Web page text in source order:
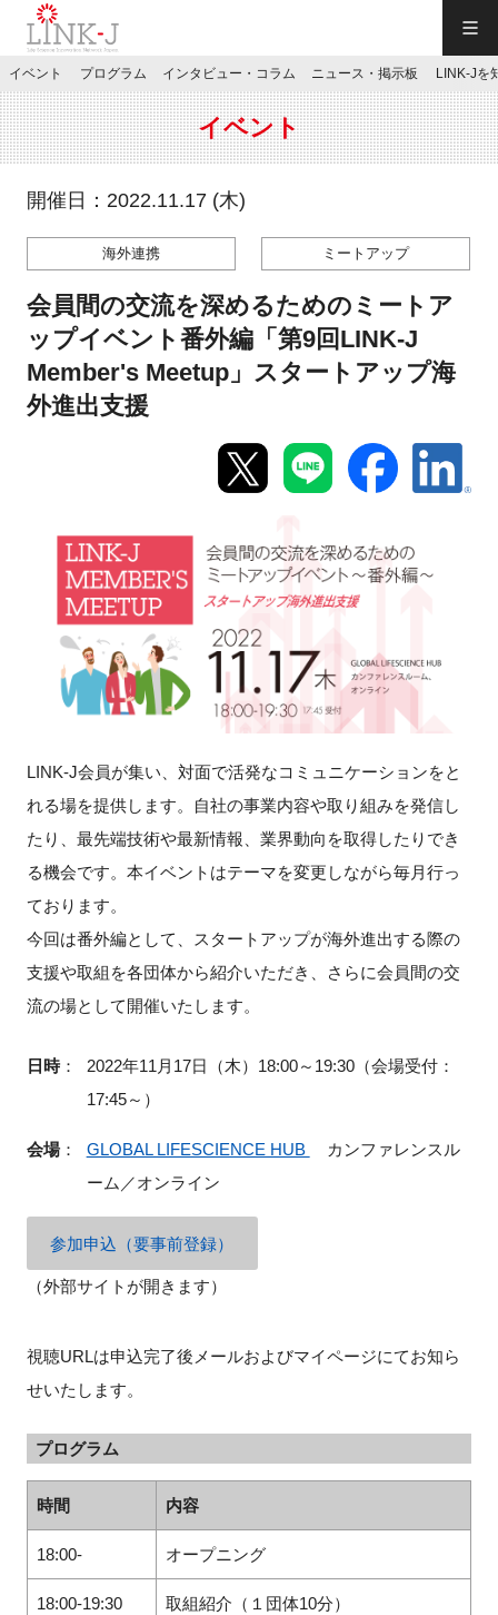
JP／EN
特別会員専用メニュー
施設ご予約
お問い合わせ
新規登録
イベント
プログラム
インタビュー・コラム
ニュース・掲示板
LINK-Jを知る
施設・アクセス
FAQ
閉じる
イベント プログラム インタビュー・コラム ニュース・掲示板 LINK-Jを
イベント
開催日：2022.11.17 (木)
海外連携 ミートアップ
会員間の交流を深めるためのミートア
ップイベント番外編「第9回LINK-J
Member's Meetup」スタートアップ海
外進出支援
LINK-J会員が集い、対面で活発なコミュニケーションをと
れる場を提供します。自社の事業内容や取り組みを発信し
たり、最先端技術や最新情報、業界動向を取得したりでき
る機会です。本イベントはテーマを変更しながら毎月行っ
ております。
今回は番外編として、スタートアップが海外進出する際の
支援や取組を各団体から紹介いただき、さらに会員間の交
流の場として開催いたします。
日時：
2022年11月17日（木）18:00～19:30（会場受付：
17:45～）
会場： GLOBAL LIFESCIENCE HUB
カンファレンスル
ーム／オンライン
参加申込（要事前登録）
（外部サイトが開きます）
視聴URLは申込完了後メールおよびマイページにてお知ら
せいたします。
プログラム
時間 内容
18:00- オープニング
18:00-19:30 取組紹介（１団体10分）